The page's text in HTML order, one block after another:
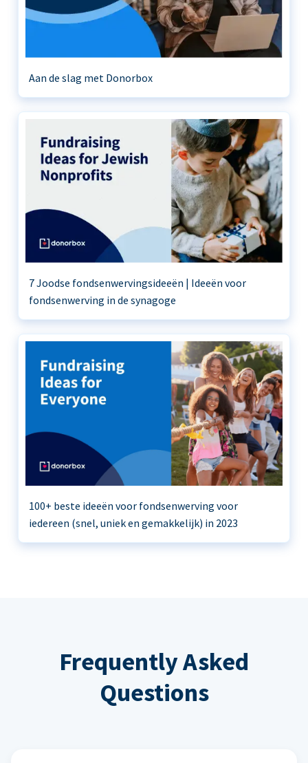
Aan de slag met Donorbox
7 Joodse fondsenwervingsideeën | Ideeën voor
fondsenwerving in de synagoge
100+ beste ideeën voor fondsenwerving voor
iedereen (snel, uniek en gemakkelijk) in 2023
Frequently Asked
Questions